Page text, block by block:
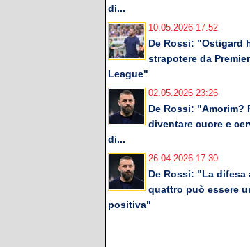
di...
10.05.2026 17:52
De Rossi: "Ostigard
strapotere da Premier
League"
02.05.2026 23:26
De Rossi: "Amorim?
diventare cuore e
di...
26.04.2026 17:30
De Rossi: "La difesa
quattro può essere
positiva"